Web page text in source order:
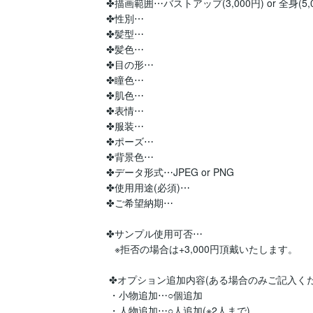
✤性別⋯
✤髪型⋯
✤髪色⋯
✤目の形⋯
✤瞳色⋯
✤肌色⋯
✤表情⋯
✤服装⋯
✤ポーズ⋯
✤背景色⋯
✤データ形式⋯JPEG or PNG
✤使用用途(必須)⋯
✤ご希望納期⋯
✤サンプル使用可否⋯